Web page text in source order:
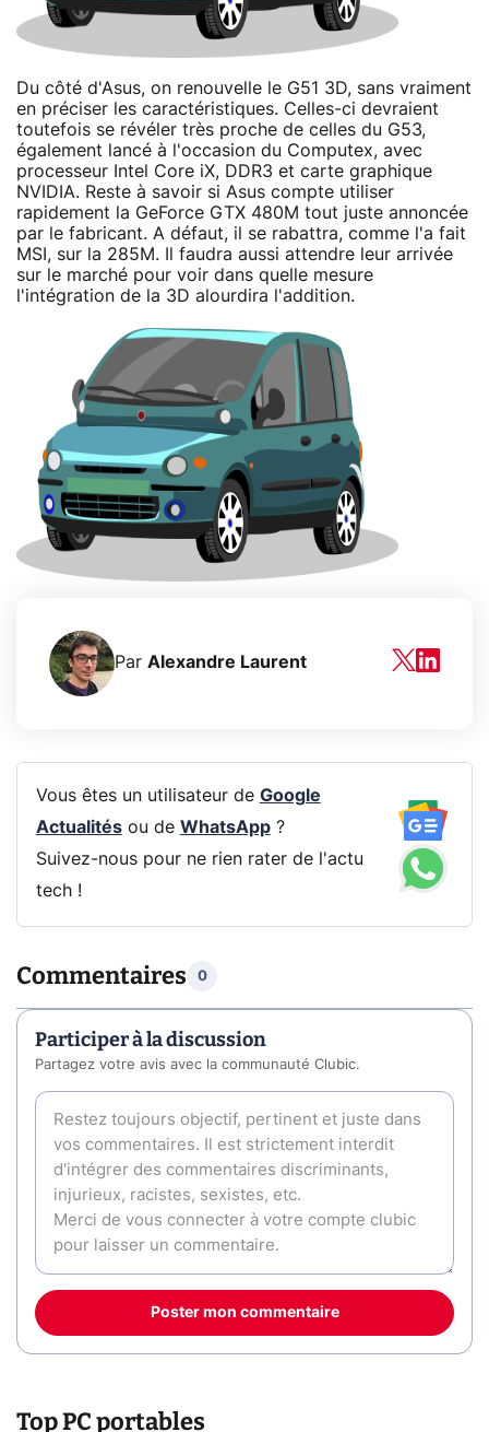
Du côté d'Asus, on renouvelle le G51 3D, sans vraiment
en préciser les caractéristiques. Celles-ci devraient
toutefois se révéler très proche de celles du G53,
également lancé à l'occasion du Computex, avec
processeur Intel Core iX, DDR3 et carte graphique
NVIDIA. Reste à savoir si Asus compte utiliser
rapidement la GeForce GTX 480M tout juste annoncée
par le fabricant. A défaut, il se rabattra, comme l'a fait
MSI, sur la 285M. Il faudra aussi attendre leur arrivée
sur le marché pour voir dans quelle mesure
l'intégration de la 3D alourdira l'addition.
Par Alexandre Laurent
Vous êtes un utilisateur de Google
Actualitésou de WhatsApp?
Suivez-nous pour ne rien rater de l'actu
tech !
Commentaires 0
Participer à la discussion
Partagez votre avis avec la communauté Clubic.
Poster mon commentaire
Top PC portables